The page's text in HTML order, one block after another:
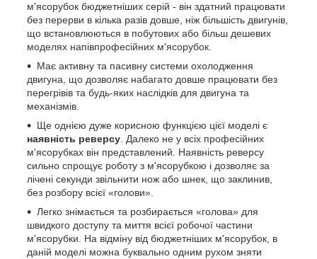
м'ясорубок бюджетніших серій - він здатний працювати
без перерви в кілька разів довше, ніж більшість двигунів,
що встановлюються в побутових або більш дешевих
моделях напівпрофесійних м'ясорубок.
Має активну та пасивну системи охолодження
двигуна, що дозволяє набагато довше працювати без
перегрівів та будь-яких наслідків для двигуна та
механізмів.
Ще однією дуже корисною функцією цієї моделі є
наявність реверсу. Далеко не у всіх професійних
м'ясорубках він представлений. Наявність реверсу
сильно спрощує роботу з м'ясорубкою і дозволяє за
лічені секунди звільнити нож або шнек, що заклинив,
без розбору всієї «голови».
Легко знімається та розбирається «голова» для
швидкого доступу та миття всієї робочої частини
м'ясорубки. На відміну від бюджетніших м'ясорубок, в
даній моделі можна буквально одним рухом зняти